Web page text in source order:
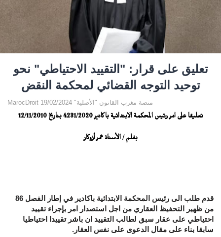
تعليق على قرار: "التقييد الاحتياطي" نحو
توحيد التوجه القضائي لمحكمة النقض
MarocDroit منصة مغرب القانون "الأصلية" 19/02/2024
تعليقا على امر رئيس المحكمة الابتدائية باكادير 4231/2020 بتاريخ 12/11/2010
بقلم / الأستاذ عمر أزوكار
قدم طلب الى رئيس المحكمة الابتدائية باكادير في إطار الفصل 86
من ظهير التحفيظ العقاري من اجل استصدار امر بإجراء تقييد
احتياطي على عقار سبق لطالب التقييد ان باشر تقييدا احتياطيا
سابقا بناء على مقال الدعوى على نفس العقار.